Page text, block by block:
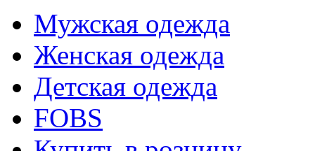
Мужская одежда
Женская одежда
Детская одежда
FOBS